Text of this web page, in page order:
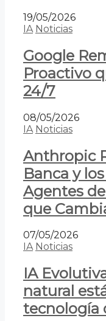
19/05/2026
IA Noticias
Google
Proactivo
24/7
08/05/2026
IA Noticias
Anthropic
Banca y
Agentes
que
07/05/2026
IA Noticias
IA
natural
tecnología